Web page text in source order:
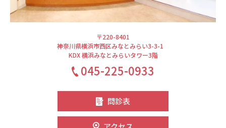
〒220-8401
神奈川県横浜市西区みなとみらい3-3-1
KDX 横浜みなとみらいタワー3階
045-225-0933
問診表